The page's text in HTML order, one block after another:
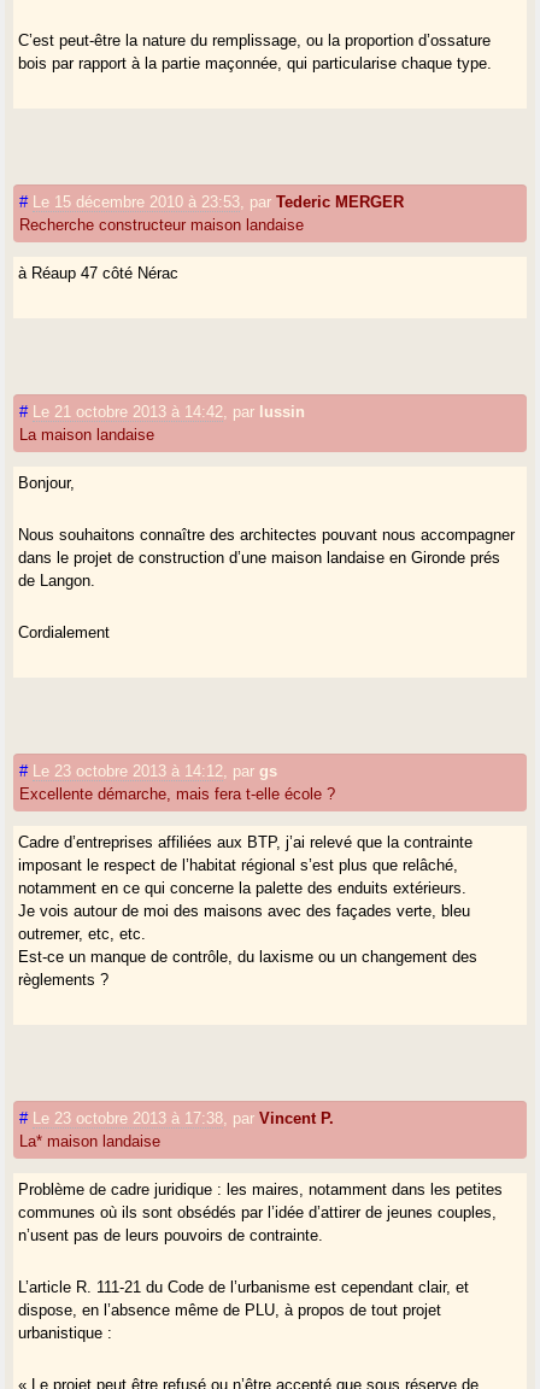
C’est peut-être la nature du remplissage, ou la proportion d’ossature
bois par rapport à la partie maçonnée, qui particularise chaque type.
# Le 15 décembre 2010 à 23:53 parTederic MERGER
Recherche constructeur maison landaise
à Réaup 47 côté Nérac
# Le 21 octobre 2013 à 14:42 par lussin
La maison landaise
Bonjour,
Nous souhaitons connaître des architectes pouvant nous accompagner
dans le projet de construction d’une maison landaise en Gironde prés
de Langon.
Cordialement
# Le 23 octobre 2013 à 14:12 pargs
Excellente démarche, mais fera t-elle école ?
Cadre d’entreprises affiliées aux BTP, j’ai relevé que la contrainte
imposant le respect de l’habitat régional s’est plus que relâché,
notamment en ce qui concerne la palette des enduits extérieurs.
Je vois autour de moi des maisons avec des façades verte, bleu
outremer, etc, etc.
Est-ce un manque de contrôle, du laxisme ou un changement des
règlements ?
# Le 23 octobre 2013 à 17:38 parVincent P.
La* maison landaise
Problème de cadre juridique : les maires, notamment dans les petites
communes où ils sont obsédés par l’idée d’attirer de jeunes couples,
n’usent pas de leurs pouvoirs de contrainte.
L’article R. 111-21 du Code de l’urbanisme est cependant clair, et
dispose, en l’absence même de PLU, à propos de tout projet
urbanistique :
« Le projet peut être refusé ou n’être accepté que sous réserve de